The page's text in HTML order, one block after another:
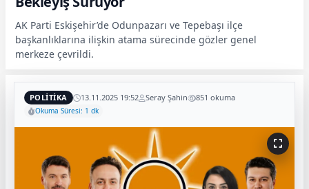
AK Parti Eskişehir’de Odunpazarı ve Tepebaşı ilçe
başkanlıklarına ilişkin atama sürecinde gözler genel
merkeze çevrildi.
POLİTİKA 13.11.2025 19:52 Seray Şahin 851 okuma
Okuma Süresi: 1 dk